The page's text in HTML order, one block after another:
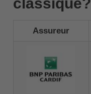
classique?
Assureur